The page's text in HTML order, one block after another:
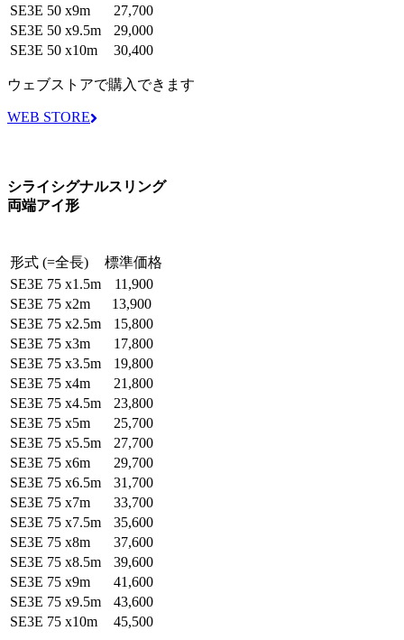
SE3E 50 x9m
27,700
SE3E 50 x9.5m
29,000
SE3E 50 x10m
30,400
ウェブストアで購入できます
WEB STORE
シライシグナルスリング
両端アイ形
形式 (=全長)
標準価格
SE3E 75 x1.5m
11,900
SE3E 75 x2m
13,900
SE3E 75 x2.5m
15,800
SE3E 75 x3m
17,800
SE3E 75 x3.5m
19,800
SE3E 75 x4m
21,800
SE3E 75 x4.5m
23,800
SE3E 75 x5m
25,700
SE3E 75 x5.5m
27,700
SE3E 75 x6m
29,700
SE3E 75 x6.5m
31,700
SE3E 75 x7m
33,700
SE3E 75 x7.5m
35,600
SE3E 75 x8m
37,600
SE3E 75 x8.5m
39,600
SE3E 75 x9m
41,600
SE3E 75 x9.5m
43,600
SE3E 75 x10m
45,500